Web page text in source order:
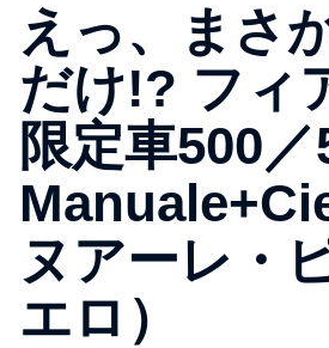
えっ、まさ
だけ!? フィ
限定車500
ヌアーレ・
エロ）